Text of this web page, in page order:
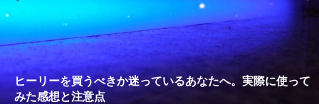
雨の日の恵み：心に降る静かな癒し
就職は人生の終着駅じゃない！自分らしい道を見つける方
法
ヒーリーを買うべきか迷っているあなたへ。実際に使って
みた感想と注意点
エネルギーの法則 〜最近どハマりしていました〜
現実を変える
今、ここにいること
もしかしてだけどHealy（量子波動調整器）のせいなの？
iPad 第10世代買いました
久し振りにHealy（ヒーリー）量子波動調整器について
大谷さんの通訳、水原さんの解雇に思う